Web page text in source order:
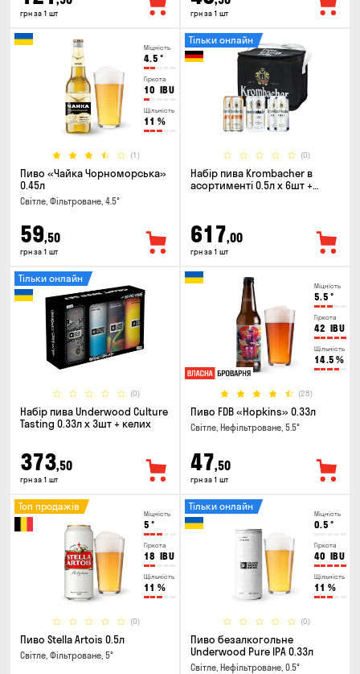
грн за 1 шт грн за 1 шт
Міцність
4.5 °
Гіркота
10 IBU
Щільність
11 %
(1)
Пиво «Чайка Чорноморська»
0.45л
Світле, Фільтроване, 4.5°
59,50
грн за 1 шт
(0)
Тільки онлайн
Набір пива Krombacher в
асортименті 0.5л х 6шт +
617,00
грн за 1 шт
(0)
Тільки онлайн
Набір пива Underwood Culture
Tasting 0.33л x 3шт + келих
373,50
грн за 1 шт
Міцність
5.5 °
Гіркота
42 IBU
Щільність
14.5 %
(28)
Пиво FDB «Hopkins» 0.33л
Світле, Нефільтроване, 5.5°
47,50
грн за 1 шт
Міцність
5 °
Гіркота
18 IBU
Щільність
11 %
(0)
Топ продажів
Пиво Stella Artois 0.5л
Світле, Фільтроване, 5°
Міцність
0.5 °
Гіркота
40 IBU
Щільність
11 %
(0)
Тільки онлайн
Пиво безалкогольне
Underwood Pure IPA 0.33л
Світле, Нефільтроване, 0.5°